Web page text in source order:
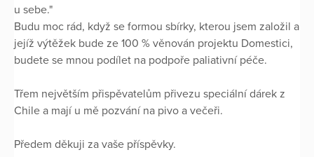
u sebe."
Budu moc rád, když se formou sbírky, kterou jsem založil a
jejíž výtěžek bude ze 100 % věnován projektu Domestici,
budete se mnou podílet na podpoře paliativní péče.
Třem největším přispěvatelům přivezu speciální dárek z
Chile a mají u mě pozvání na pivo a večeři.
Předem děkuji za vaše příspěvky.